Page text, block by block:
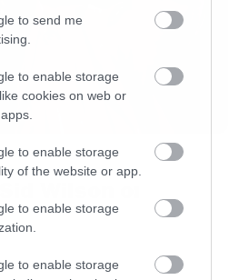
to send me
to enable storage
cookies on web or
to enable storage
of the website or app.
to enable storage
to enable storage